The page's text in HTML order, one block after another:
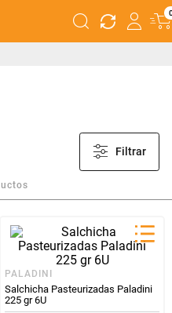
Filtrar
PALADINI
Salchicha Pasteurizadas Paladini
225 gr 6U